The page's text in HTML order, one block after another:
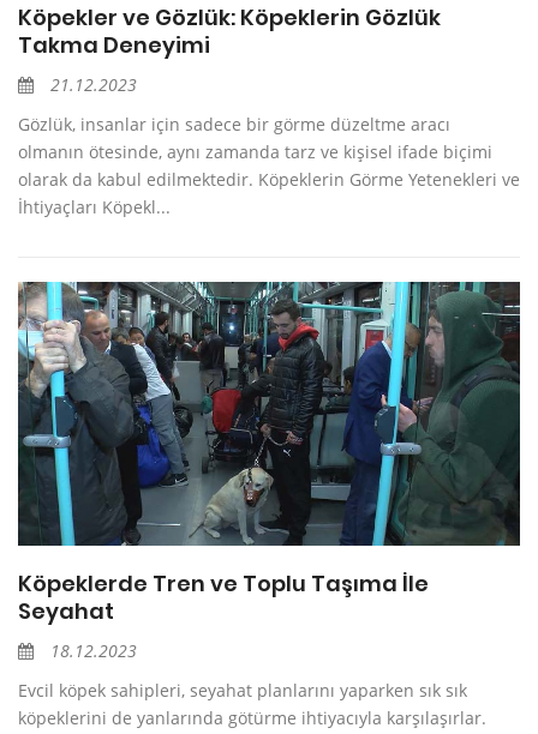
Köpekler ve Gözlük: Köpeklerin Gözlük
Takma Deneyimi
21.12.2023
Gözlük, insanlar için sadece bir görme düzeltme aracı
olmanın ötesinde, aynı zamanda tarz ve kişisel ifade biçimi
olarak da kabul edilmektedir. Köpeklerin Görme Yetenekleri ve
İhtiyaçları Köpekl...
Köpeklerde Tren ve Toplu Taşıma İle
Seyahat
18.12.2023
Evcil köpek sahipleri, seyahat planlarını yaparken sık sık
köpeklerini de yanlarında götürme ihtiyacıyla karşılaşırlar.